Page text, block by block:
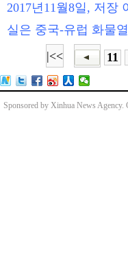
2017년11월8일, 저장
실은 중국-유럽 화물
|<<
11